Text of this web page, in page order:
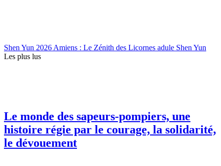
Shen Yun 2026 Amiens : Le Zénith des Licornes adule Shen Yun
Les plus lus
Le monde des sapeurs-pompiers, une
histoire régie par le courage, la solidarité,
le dévouement